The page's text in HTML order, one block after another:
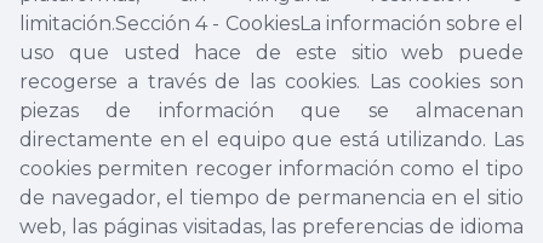
limitación.Sección 4 - CookiesLa información sobre el
uso que usted hace de este sitio web puede
recogerse a través de las cookies. Las cookies son
piezas de información que se almacenan
directamente en el equipo que está utilizando. Las
cookies permiten recoger información como el tipo
de navegador, el tiempo de permanencia en el sitio
web, las páginas visitadas, las preferencias de idioma